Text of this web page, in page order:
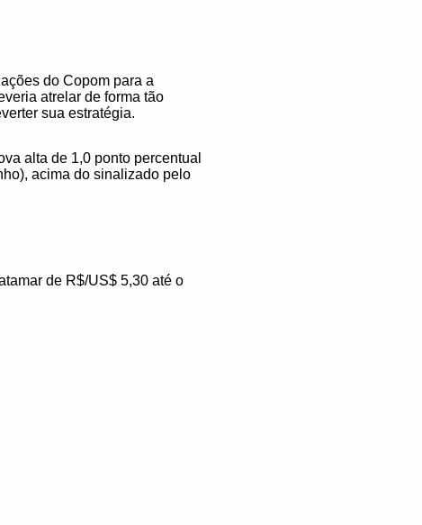
do Copom para a
atrelar de forma tão
sua estratégia.
alta de 1,0 ponto percentual
acima do sinalizado pelo
de R$/US$ 5,30 até o